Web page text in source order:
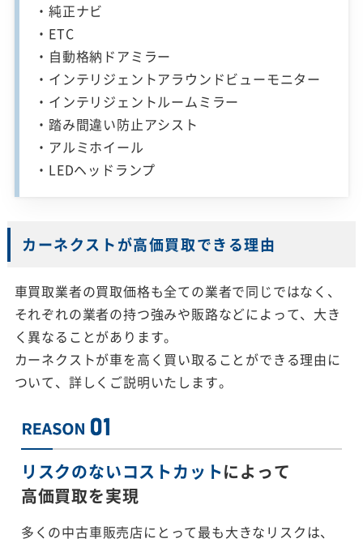
・純正ナビ
・ETC
・自動格納ドアミラー
・インテリジェントアラウンドビューモニター
・インテリジェントルームミラー
・踏み間違い防止アシスト
・アルミホイール
・LEDヘッドランプ
カーネクストが高価買取できる理由
車買取業者の買取価格も全ての業者で同じではなく、
それぞれの業者の持つ強みや販路などによって、大き
く異なることがあります。
カーネクストが車を高く買い取ることができる理由に
ついて、詳しくご説明いたします。
リスクのないコストカットによって
高価買取を実現
多くの中古車販売店にとって最も大きなリスクは、